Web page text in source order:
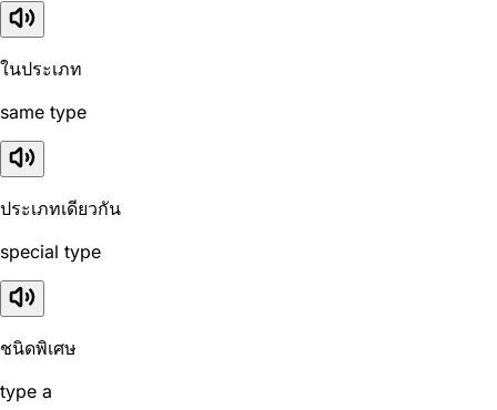
ในประเภท
same type
ประเภทเดียวกัน
special type
ชนิดพิเศษ
type a